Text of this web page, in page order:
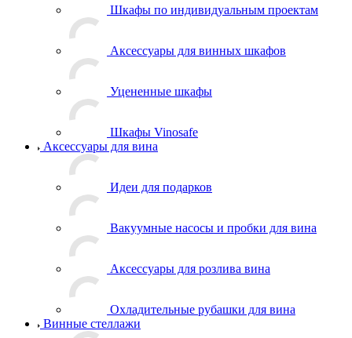
Шкафы по индивидуальным проектам
Аксессуары для винных шкафов
Уцененные шкафы
Шкафы Vinosafe
Аксессуары для вина
Идеи для подарков
Вакуумные насосы и пробки для вина
Аксессуары для розлива вина
Охладительные рубашки для вина
Винные стеллажи